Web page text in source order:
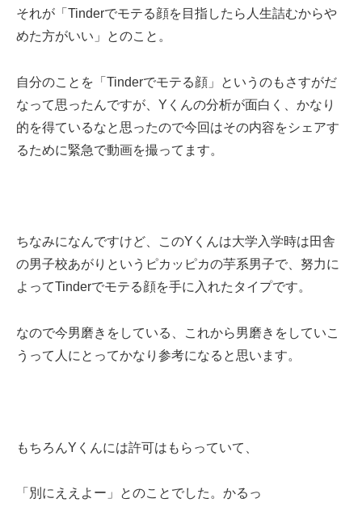
それが「Tinderでモテる顔を目指したら人生詰むからや
めた方がいい」
とのこと。
自分のことを「Tinderでモテる顔」というのもさすがだ
なって思ったんですが、Yくんの分析が面白く、かなり
的を得ているなと思ったので今回はその内容をシェアす
るために緊急で動画を撮ってます。
ちなみになんですけど、このYくんは大学入学時は田舎
の男子校あがりというピカッピカの芋系男子で、努力に
よってTinderでモテる顔を手に入れたタイプです。
なので今男磨きをしている、これから男磨きをしていこ
うって人にとってかなり参考になると思います。
もちろんYくんには許可はもらっていて、
「別にええよー」とのことでした。かるっ